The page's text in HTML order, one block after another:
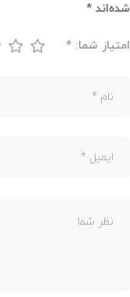
شده‌اند *
امتیاز شما: *